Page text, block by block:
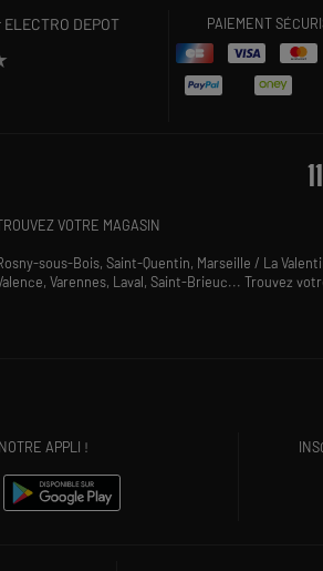
DEPOT PAIEMENT
VOTRE MAGASIN
sous-Bois,Saint-Quentin, Marseille / La
Varennes, Laval,Saint-Brieuc...Trouvez
APPLI !